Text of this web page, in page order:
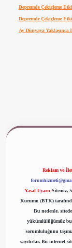
Depremde Çekiçleme
Depremde Çekiçleme
Ay Dünyaya Yaklaşınca
Reklam ve
Yasal Uyarı: Sitemiz,
Kurumu (BTK)
Bu nedenle,
yükümlülüğümüz
sorumluluğunu
sayılırlar. Bu internet